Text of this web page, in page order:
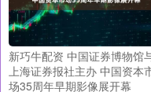
新巧牛配资 中国证券博物馆
上海证券报社主办 中国资本
场35周年早期影像展开幕